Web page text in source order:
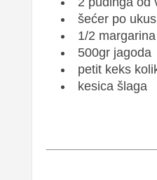
šećer po
1/2 margarina
500gr jagoda
petit keks
kesica šlaga